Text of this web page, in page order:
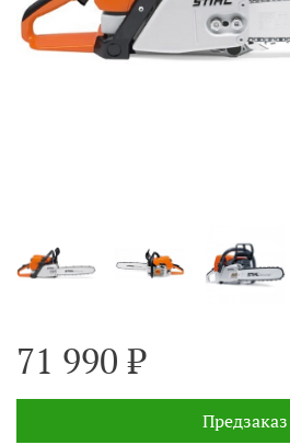
71 990 ₽
Предзаказ